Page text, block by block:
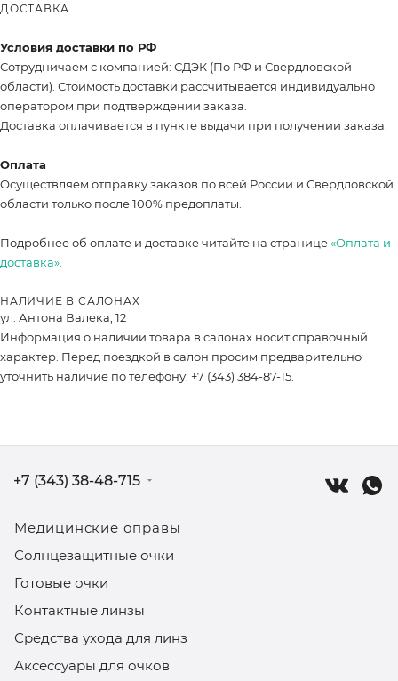
ДОСТАВКА
Условия доставки по РФ
Сотрудничаем с компанией: СДЭК (По РФ и Свердловской
области). Стоимость доставки рассчитывается индивидуально
оператором при подтверждении заказа.
Доставка оплачивается в пункте выдачи при получении заказа.
Оплата
Осуществляем отправку заказов по всей России и Свердловской
области только после 100% предоплаты.
Подробнее об оплате и доставке читайте на странице«Оплата и
доставка».
НАЛИЧИЕ В САЛОНАХ
ул. Антона Валека, 12
Информация о наличии товара в салонах носит справочный
характер. Перед поездкой в салон просим предварительно
уточнить наличие по телефону: +7 (343) 384-87-15.
Медицинские оправы
Солнцезащитные очки
Готовые очки
Контактные линзы
Средства ухода для линз
Аксессуары для очков
+7 (343) 38-48-715